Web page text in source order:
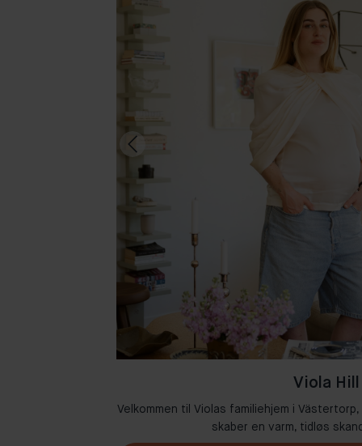
Viola Hill
Velkommen til Violas familiehjem i
skaber en varm, tidløs